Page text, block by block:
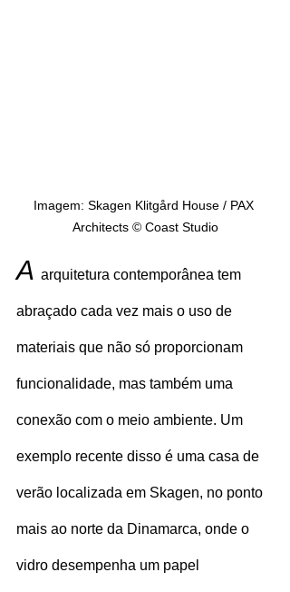
Imagem: Skagen Klitgård House / PAX
Architects © Coast Studio
A arquitetura contemporânea tem
abraçado cada vez mais o uso de
materiais que não só proporcionam
funcionalidade, mas também uma
conexão com o meio ambiente. Um
exemplo recente disso é uma casa de
verão localizada em Skagen, no ponto
mais ao norte da Dinamarca, onde o
vidro desempenha um papel